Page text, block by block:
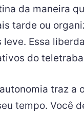
da maneira
tarde ou
leve. Essa
do
traz a
tempo. Você